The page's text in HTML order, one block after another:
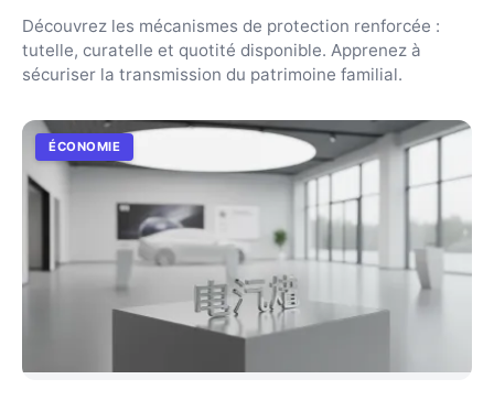
Découvrez les mécanismes de protection renforcée :
tutelle, curatelle et quotité disponible. Apprenez à
sécuriser la transmission du patrimoine familial.
ÉCONOMIE